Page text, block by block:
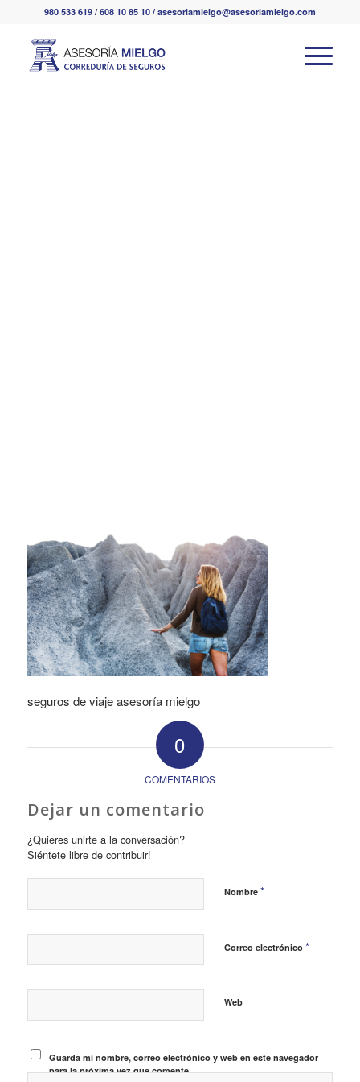
980 533 619 / 608 10 85 10 / asesoriamielgo@asesoriamielgo.com
seguros de viaje asesoría mielgo
0
COMENTARIOS
Dejar un comentario
¿Quieres unirte a la conversación?
Siéntete libre de contribuir!
Nombre *
Correo electrónico *
Web
Guarda mi nombre, correo electrónico y web en este navegador
para la próxima vez que comente.